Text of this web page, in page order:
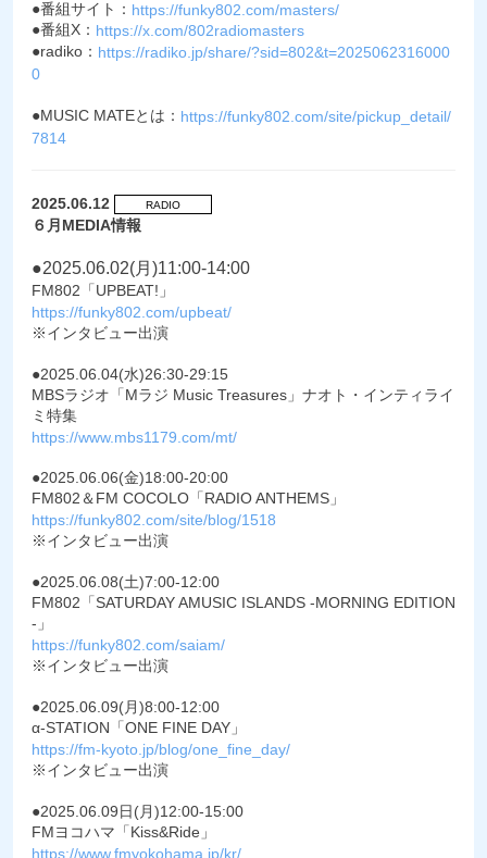
●番組サイト： https://funky802.com/masters/
●番組X： https://x.com/802radiomasters
●radiko： https://radiko.jp/share/?sid=802&t=2025062316000
0
●MUSIC MATEとは： https://funky802.com/site/pickup_detail/
7814
2025.06.12 RADIO
６月MEDIA情報
●2025.06.02(月)11:00-14:00
FM802「UPBEAT!」
https://funky802.com/upbeat/
※インタビュー出演
●2025.06.04(水)26:30-29:15
MBSラジオ「Mラジ Music Treasures」ナオト・インティライ
ミ特集
https://www.mbs1179.com/mt/
●2025.06.06(金)18:00-20:00
FM802＆FM COCOLO「RADIO ANTHEMS」
https://funky802.com/site/blog/1518
※インタビュー出演
●2025.06.08(土)7:00-12:00
FM802「SATURDAY AMUSIC ISLANDS -MORNING EDITION
-」
https://funky802.com/saiam/
※インタビュー出演
●2025.06.09(月)8:00-12:00
α-STATION「ONE FINE DAY」
https://fm-kyoto.jp/blog/one_fine_day/
※インタビュー出演
●2025.06.09日(月)12:00-15:00
FMヨコハマ「Kiss&Ride」
https://www.fmyokohama.jp/kr/